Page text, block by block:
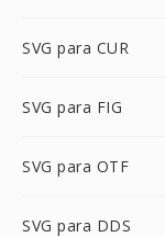
SVG para CUR
SVG para FIG
SVG para OTF
SVG para DDS